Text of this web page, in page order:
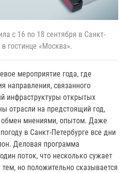
с 16 по 18 сентября в Санкт-
в гостинце «Москва».
мероприятие года, где
направления, связанного
инфраструктуры открытых
отрасли на предстоящий год,
мнениями, опытом. Даже
в Санкт-Петербурге все дни
Деловая программа
поток, что несколько сужает
но положительно сказывается